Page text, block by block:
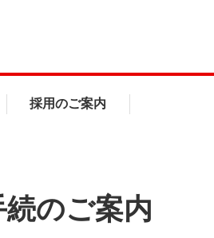
採用のご案内
のご案内